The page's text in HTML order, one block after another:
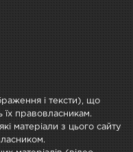
і тексти), що
їх правовласникам.
матеріали з цього сайту